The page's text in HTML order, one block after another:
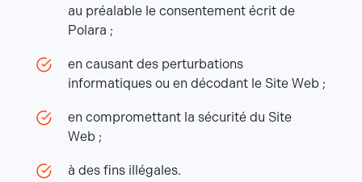
au préalable le consentement écrit de
Polara ;
en causant des perturbations
informatiques ou en décodant le Site Web ;
en compromettant la sécurité du Site
Web ;
à des fins illégales.